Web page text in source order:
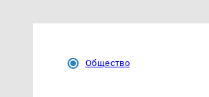
Общество